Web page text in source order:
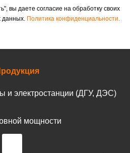
вы даете согласие на обработку своих
данных. Политика конфиденциальности.
и электростанции (ДГУ, ДЭС)
мощности